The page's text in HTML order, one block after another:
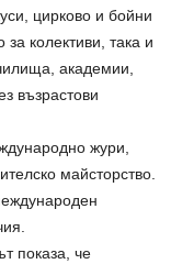
цирково и бойни
колективи, така и
академии,
възрастови
жури,
майсторство.
показа, че